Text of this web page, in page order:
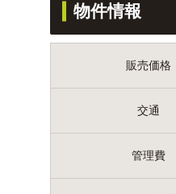
物件情報
販売価格
交通
管理費